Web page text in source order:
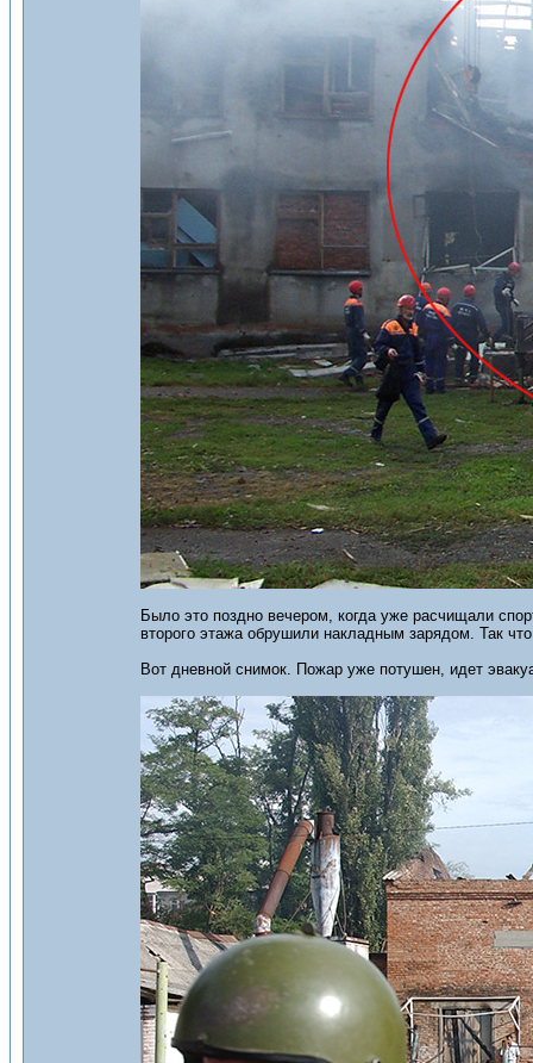
Было это поздно вечером, когда уже расчищали
второго этажа обрушили накладным зарядом. Так
Вот дневной снимок. Пожар уже потушен, идет